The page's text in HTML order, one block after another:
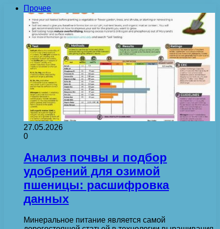
Прочее
27.05.2026
0
Анализ почвы и подбор
удобрений для озимой
пшеницы: расшифровка
данных
Минеральное питание является самой